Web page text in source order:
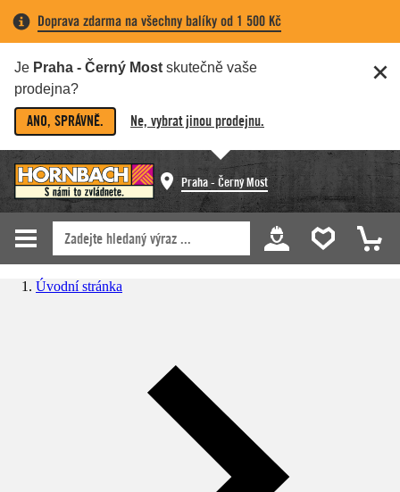
Doprava zdarma na všechny balíky od 1 500 Kč
Je Praha - Černý Most skutečně vaše
prodejna?
ANO, SPRÁVNĚ. Ne, vybrat jinou prodejnu.
Praha - Černý Most
Úvodní stránka